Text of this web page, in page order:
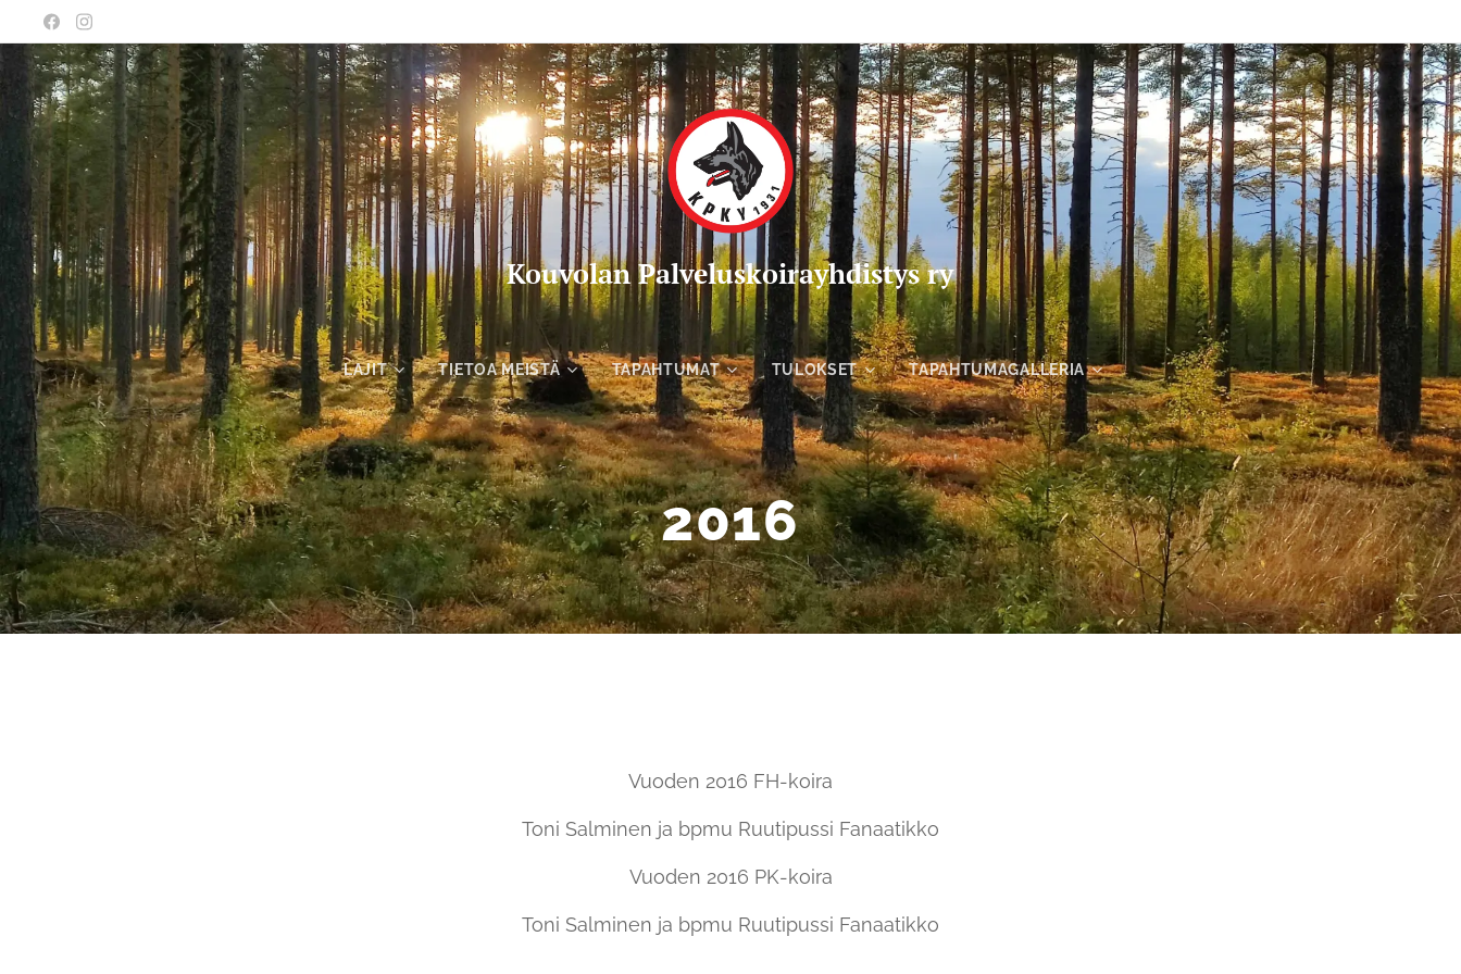
Kouvolan Palveluskoirayhdistys ry
LAJIT TIETOA MEISTÄ TAPAHTUMAT TULOKSET TAPAHTUMAGALLERIA
2016
Vuoden 2016 FH-koira
Toni Salminen ja bpmu Ruutipussi Fanaatikko
Vuoden 2016 PK-koira
Toni Salminen ja bpmu Ruutipussi Fanaatikko